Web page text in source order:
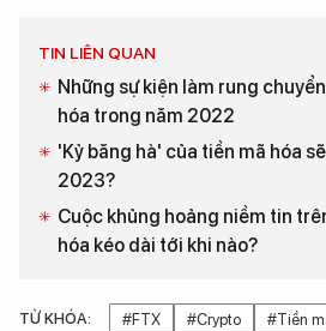
TIN LIÊN QUAN
Những sự kiện làm rung
hóa trong năm 2022
'Kỷ băng hà' của tiền mã hóa
2023?
Cuộc khủng hoảng niềm tin
hóa kéo dài tới khi nào?
TỪ KHÓA: #FTX #Crypto #Tiền